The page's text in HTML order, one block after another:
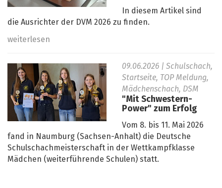
In diesem Artikel sind
die Ausrichter der DVM 2026 zu finden.
weiterlesen
09.06.2026 | Schulschach,
Startseite, TOP Meldung,
Mädchenschach, DSM
"Mit Schwestern-
Power" zum Erfolg
Vom 8. bis 11. Mai 2026
fand in Naumburg (Sachsen-Anhalt) die Deutsche
Schulschachmeisterschaft in der Wettkampfklasse
Mädchen (weiterführende Schulen) statt.